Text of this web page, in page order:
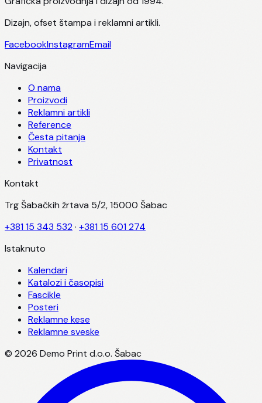
Dizajn, ofset štampa i reklamni artikli.
FacebookInstagramEmail
Navigacija
O nama
Proizvodi
Reklamni artikli
Reference
Česta pitanja
Kontakt
Privatnost
Kontakt
Trg Šabačkih žrtava 5/2, 15000 Šabac
+381 15 343 532· +381 15 601 274
Istaknuto
Kalendari
Katalozi i časopisi
Fascikle
Posteri
Reklamne kese
Reklamne sveske
© 2026 Demo Print d.o.o. Šabac